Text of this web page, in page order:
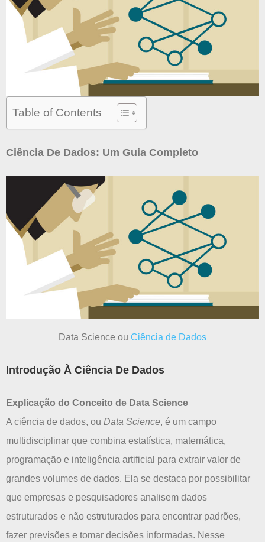
Table of Contents
Ciência De Dados: Um Guia Completo
Data Science ou Ciência de Dados
Introdução À Ciência De Dados
Explicação do Conceito de Data Science
A ciência de dados, ou Data Science, é um campo
multidisciplinar que combina estatística, matemática,
programação e inteligência artificial para extrair valor de
grandes volumes de dados. Ela se destaca por possibilitar
que empresas e pesquisadores analisem dados
estruturados e não estruturados para encontrar padrões,
fazer previsões e tomar decisões informadas. Nesse